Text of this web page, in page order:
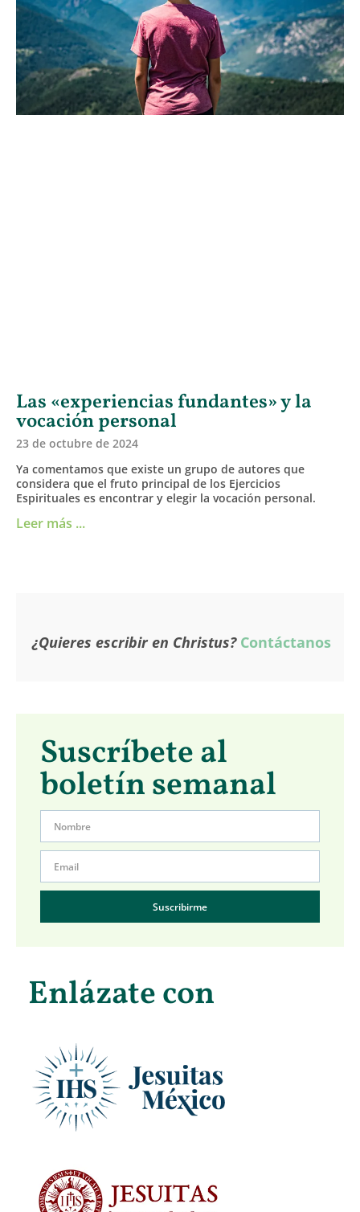
Las «experiencias fundantes» y la
vocación personal
23 de octubre de 2024
Ya comentamos que existe un grupo de autores que
considera que el fruto principal de los Ejercicios
Espirituales es encontrar y elegir la vocación personal.
Leer más ...
¿Quieres escribir en Christus? Contáctanos
Suscríbete al
boletín semanal
Suscribirme
Enlázate con